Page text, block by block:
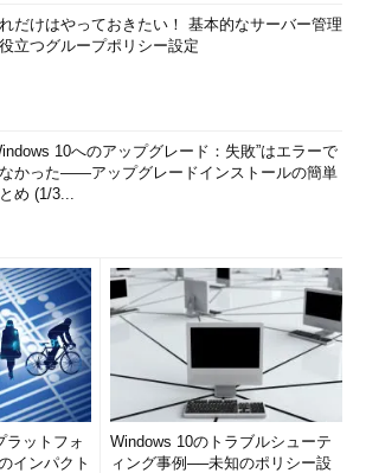
だけはやっておきたい！ 基本的なサーバー管理
立つグループポリシー設定
10へのアップグレード：失敗”はエラーで
かった――アップグレードインストールの簡単
め (1/3...
ラットフォ
インパクト
Windows 10のトラブルシューテ
ィング事例──未知のポリシー設